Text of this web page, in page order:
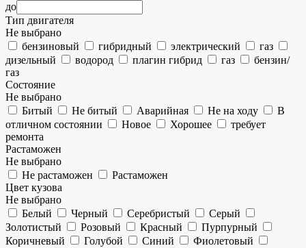
до
Тип двигателя
Не выбрано
бензиновый
гибридный электрический
газ
дизельный
водород плагин гибрид газ
бензин/
газ
Состояние
Не выбрано
Битый
Не битый Аварийная Не на ходу
В
отличном состоянии
Новое Хорошее
требует
ремонта
Растаможен
Не выбрано
Не растаможен
Растаможен
Цвет кузова
Не выбрано
Белый
Черный Серебристый
Серый
Золотистый
Розовый Красный
Пурпурный
Коричневый
Голубой Синий
Фиолетовый